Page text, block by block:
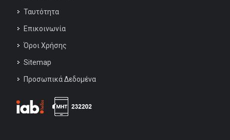
Ταυτότητα
Επικοινωνία
Όροι Χρήσης
Sitemap
Προσωπικά Δεδομένα